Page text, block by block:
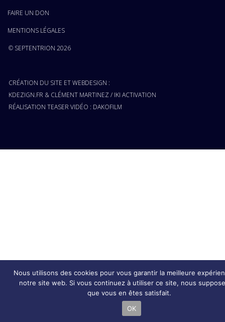
FAIRE UN DON
MENTIONS LÉGALES
© SEPTENTRION 2026
CRÉATION DU SITE ET WEBDESIGN :
KDEZIGN.FR & CLÉMENT MARTINEZ / IKI ACTIVATION
RÉALISATION TEASER VIDÉO : DAKOFILM
Nous utilisons des cookies pour vous garantir la meilleure
notre site web. Si vous continuez à utiliser ce site, nous
que vous en êtes satisfait.
OK